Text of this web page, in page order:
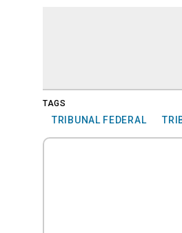
TAGS
TRIBUNAL FEDERAL